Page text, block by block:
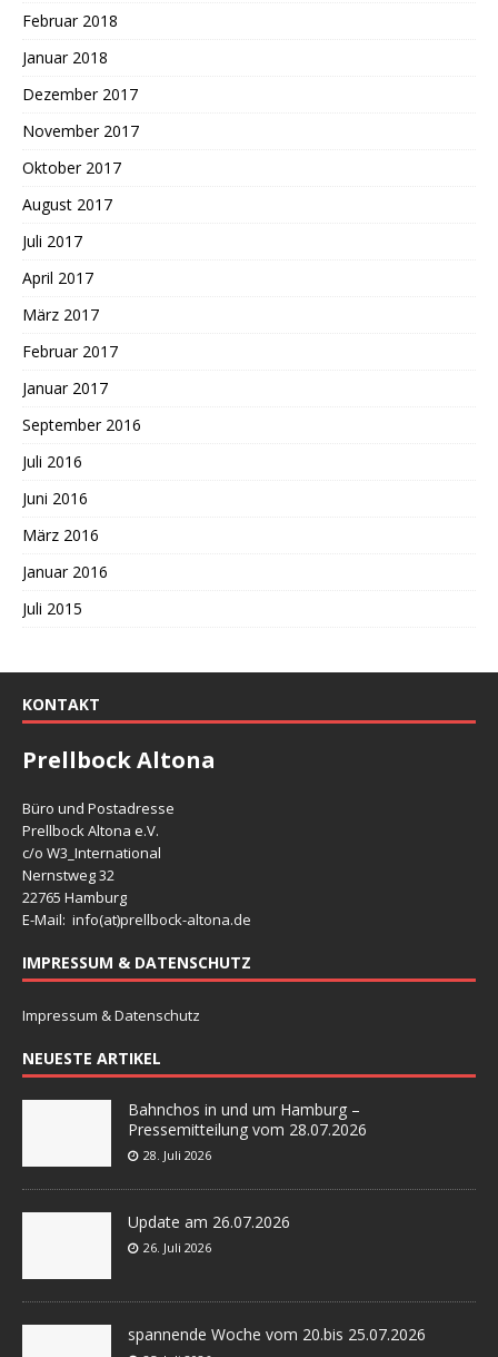
Februar 2018
Januar 2018
Dezember 2017
November 2017
Oktober 2017
August 2017
Juli 2017
April 2017
März 2017
Februar 2017
Januar 2017
September 2016
Juli 2016
Juni 2016
März 2016
Januar 2016
Juli 2015
KONTAKT
Prellbock Altona
Büro und Postadresse
Prellbock Altona e.V.
c/o W3_International
Nernstweg 32
22765 Hamburg
E-Mail: info(at)prellbock-altona.de
IMPRESSUM & DATENSCHUTZ
Impressum & Datenschutz
NEUESTE ARTIKEL
Bahnchos in und um Hamburg –
Pressemitteilung vom 28.07.2026
28. Juli 2026
Update am 26.07.2026
26. Juli 2026
spannende Woche vom 20.bis 25.07.2026